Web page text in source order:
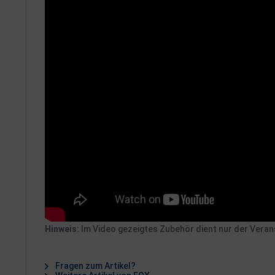
Hinweis: Im Video gezeigtes Zubehör dient nur der
Fragen zum Artikel?